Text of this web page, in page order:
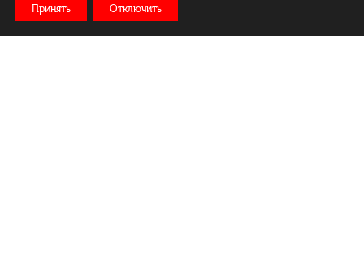
Принять Отключить